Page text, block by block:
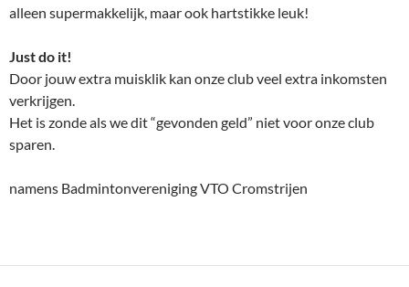
alleen supermakkelijk, maar ook hartstikke leuk!
Just do it!
Door jouw extra muisklik kan onze club veel extra inkomsten
verkrijgen.
Het is zonde als we dit “gevonden geld” niet voor onze club
sparen.
namens Badmintonvereniging VTO Cromstrijen